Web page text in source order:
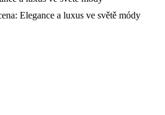
Elegance a luxus ve světě módy